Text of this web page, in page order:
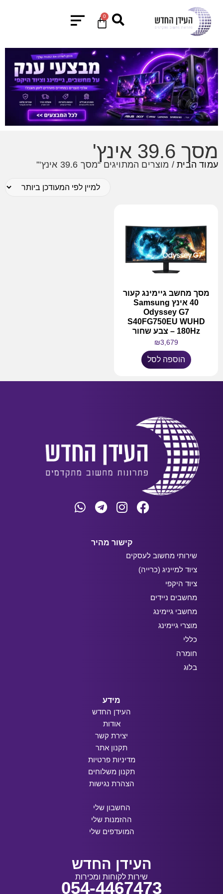
0
מסך 39.6 אינץ'
עמוד הבית/ מוצרים המתויגים “מסך 39.6 אינץ'”
מסך מחשב גיימינג קעור
40 אינץ Samsung
Odyssey G7
S40FG750EU WUHD
180Hz – צבע שחור
₪3,679
הוספה לסל
קישור מהיר
שירותי מחשוב לעסקים
ציוד למייניג (כרייה)
ציוד היקפי
מחשבים ניידים
מחשבי גיימינג
מוצרי גיימינג
כללי
חומרה
בלוג
מידע
העידן החדש
אודות
יצירת קשר
תקנון אתר
מדיניות פרטיות
תקנון משלוחים
הצהרת נגישות
החשבון שלי
ההזמנות שלי
המועדפים שלי
העידן החדש
שירות לקוחות ומכירות
054-4467473